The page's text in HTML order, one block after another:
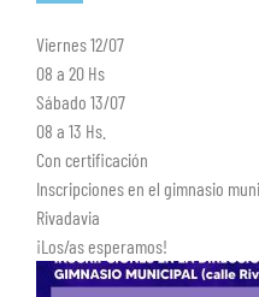
Viernes 12/07
08 a 20 Hs
Sábado 13/07
08 a 13 Hs.
Con certificación
Inscripciones en el gimnasio
Rivadavia
¡Los/as esperamos!